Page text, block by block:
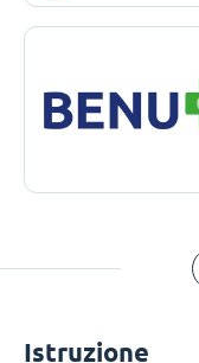
Istruzione